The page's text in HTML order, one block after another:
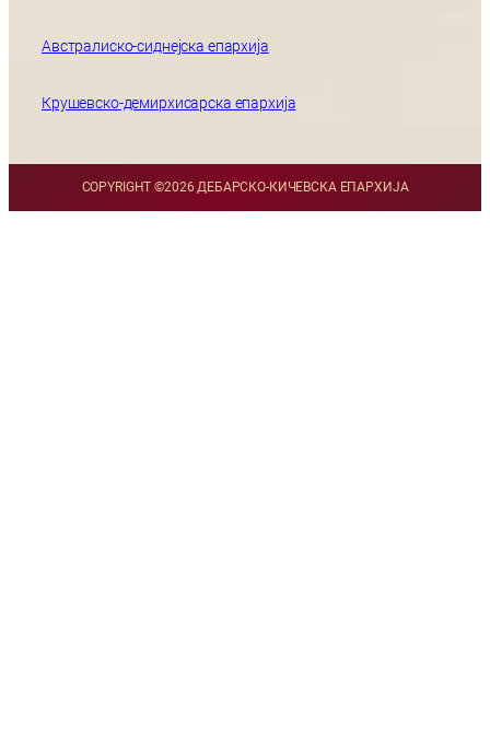
Австралиско-сиднејска епархија
Крушевско-демирхисарска епархија
COPYRIGHT ©2026 ДЕБАРСКО-КИЧЕВСКА ЕПАРХИЈА